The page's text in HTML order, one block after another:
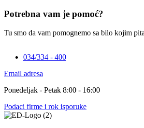
Potrebna vam je pomoć?
Tu smo da vam pomognemo sa bilo kojim
034/334 - 400
Email adresa
Ponedeljak - Petak 8:00 - 16:00
Podaci firme i rok isporuke